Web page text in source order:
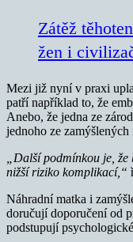
Zátěž
žen i
Mezi již nyní v praxi
patří například to, že
Anebo, že jedna ze
jednoho ze zamýšlených
„Další podmínkou je,
nižší riziko komplikací,“
Náhradní matka i
doručují doporučení od
podstupují